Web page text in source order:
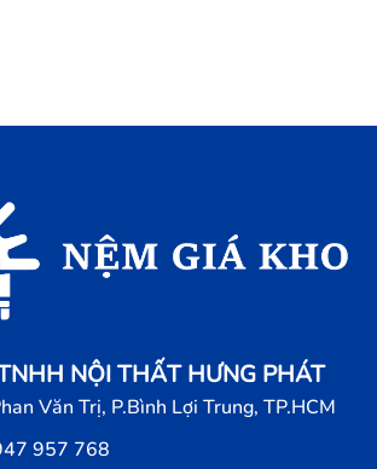
NỘI THẤT HƯNG PHÁT
Văn Trị, P.Bình Lợi Trung, TP.HCM
957 768